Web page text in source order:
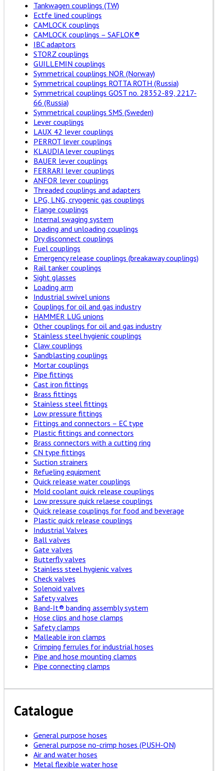
Tankwagen couplings (TW)
Ectfe lined couplings
CAMLOCK couplings
CAMLOCK couplings – SAFLOK®
IBC adaptors
STORZ couplings
GUILLEMIN couplings
Symmetrical couplings NOR (Norway)
Symmetrical couplings ROTTA ROTH (Russia)
Symmetrical couplings GOST no. 28352-89, 2217-
66 (Russia)
Symmetrical couplings SMS (Sweden)
Lever couplings
LAUX 42 lever couplings
PERROT lever couplings
KLAUDIA lever couplings
BAUER lever couplings
FERRARI lever couplings
ANFOR lever couplings
Threaded couplings and adapters
LPG, LNG, cryogenic gas couplings
Flange couplings
Internal swaging system
Loading and unloading couplings
Dry disconnect couplings
Fuel couplings
Emergency release couplings (breakaway couplings)
Rail tanker couplings
Sight glasses
Loading arm
Industrial swivel unions
Couplings for oil and gas industry
HAMMER LUG unions
Other couplings for oil and gas industry
Stainless steel hygienic couplings
Claw couplings
Sandblasting couplings
Mortar couplings
Pipe fittings
Cast iron fittings
Brass fittings
Stainless steel fittings
Low pressure fittings
Fittings and connectors – EC type
Plastic fittings and connectors
Brass connectors with a cutting ring
CN type fittings
Suction strainers
Refueling equipment
Quick release water couplings
Mold coolant quick release couplings
Low pressure quick relaese couplings
Quick release couplings for food and beverage
Plastic quick release couplings
Industrial Valves
Ball valves
Gate valves
Butterfly valves
Stainless steel hygienic valves
Check valves
Solenoid valves
Safety valves
Band-It® banding assembly system
Hose clips and hose clamps
Safety clamps
Malleable iron clamps
Crimping ferrules for industrial hoses
Pipe and hose mounting clamps
Pipe connecting clamps
Catalogue
General purpose hoses
General purpose no-crimp hoses (PUSH-ON)
Air and water hoses
Metal flexible water hose